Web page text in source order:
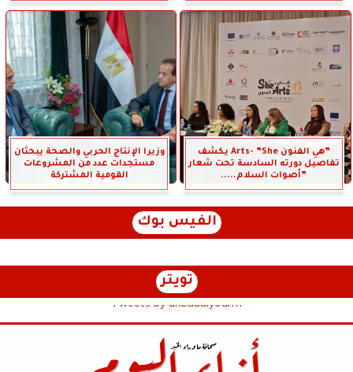
”هي الفنون Arts- ”She يكشف
تفاصيل دورته السادسة تحت شعار
”أصوات السلام.....
وزيرا الإنتاج الحربي والصحة يبحثان
مستجدات عدد من المشروعات
القومية المشتركة
الفيس بوك
تويتر
Tweets by anbaaalyoum1